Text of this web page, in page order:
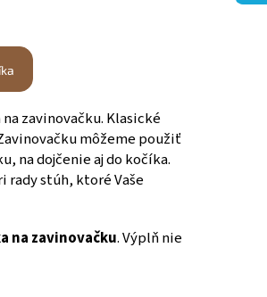
zavinovačku. Klasické
môžeme použiť
na dojčenie aj do kočíka.
rady stúh, ktoré Vaše
na zavinovačku. Výplň nie